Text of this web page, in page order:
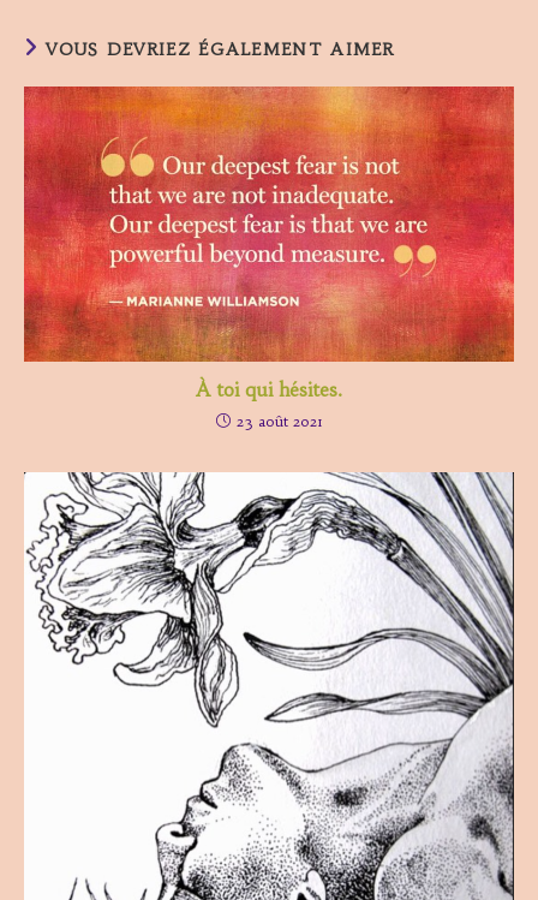
VOUS DEVRIEZ ÉGALEMENT AIMER
À toi qui hésites.
23 août 2021